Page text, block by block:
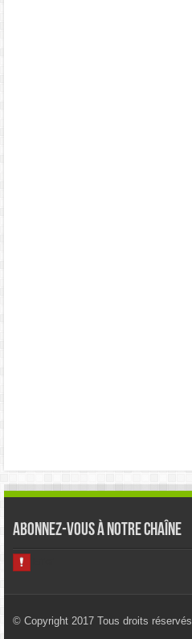
Abonnez-vous à notre chaîne
© Copyright 2017 Tous droits réservés